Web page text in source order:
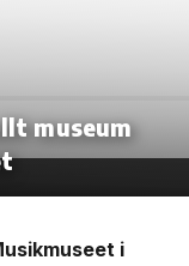
museum
i